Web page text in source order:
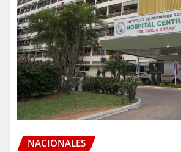
NACIONALES